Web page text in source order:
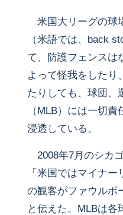
米国大リーグの球
（米語では、back
て、防護フェンスは
よって怪我をしたり
たりしても、球団、
（MLB）には一切
浸透している。
2008年7月のシカ
「米国ではマイナ
の観客がファウルボ
と伝えた。MLBは各